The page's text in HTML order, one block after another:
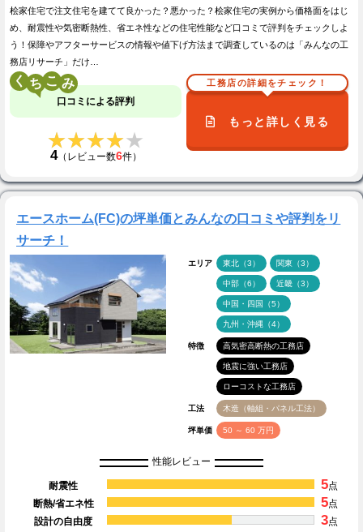
桧家住宅で注文住宅を建てて良かった？悪かった？桧家住宅の実例から価格面をはじ
め、耐震性や気密断熱性、省エネ性などの住宅性能など口コミで評判をチェックしよ
う！保障やアフターサービスの情報や値下げ方法まで調査しているのは「みんなの工
務店リサーチ」だけ…
く こ
口コミによる評判
★★★★★
★★★★★
4（レビュー数6件）
工務店の詳細をチェック！
もっと詳しく見る
エースホーム(FC)の坪単価とみんなの口コミや評判をリ
サーチ！
エリア 東北（3） 関東（3）
中部（6） 近畿（3）
中国・四国（5）
九州・沖縄（4）
特徴 高気密高断熱の工務店
地震に強い工務店
ローコストな工務店
工法 木造（軸組・パネル工法）
坪単価 50 ～ 60 万円
性能レビュー
耐震性 5点
断熱/省エネ性
5点
設計の自由度
3点